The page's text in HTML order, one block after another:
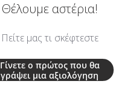
Θέλουμε αστέρια!
Πείτε μας τι σκέφτεστε
Γίνετε ο πρώτος που θα
γράψει μια αξιολόγηση